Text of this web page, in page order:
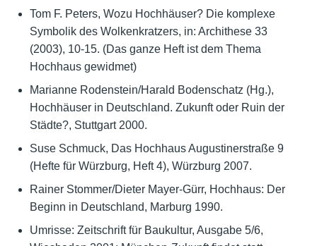
Tom F. Peters, Wozu Hochhäuser? Die komplexe
Symbolik des Wolkenkratzers, in: Archithese 33
(2003), 10-15. (Das ganze Heft ist dem Thema
Hochhaus gewidmet)
Marianne Rodenstein/Harald Bodenschatz (Hg.),
Hochhäuser in Deutschland. Zukunft oder Ruin der
Städte?, Stuttgart 2000.
Suse Schmuck, Das Hochhaus Augustinerstraße 9
(Hefte für Würzburg, Heft 4), Würzburg 2007.
Rainer Stommer/Dieter Mayer-Gürr, Hochhaus: Der
Beginn in Deutschland, Marburg 1990.
Umrisse: Zeitschrift für Baukultur, Ausgabe 5/6,